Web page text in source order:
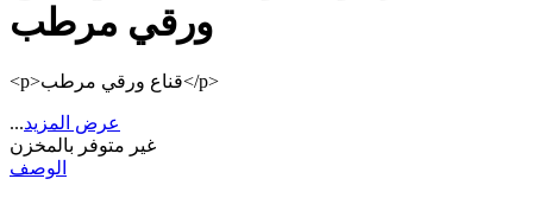
ورقي مرطب
<p>قناع ورقي مرطب</p>
...عرض المزيد
غير متوفر بالمخزن
الوصف